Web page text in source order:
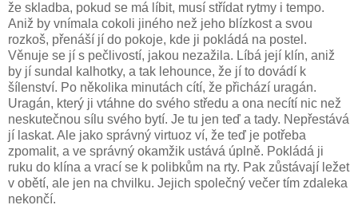
že skladba, pokud se má líbit, musí střídat rytmy i tempo.
Aniž by vnímala cokoli jiného než jeho blízkost a svou
rozkoš, přenáší jí do pokoje, kde ji pokládá na postel.
Věnuje se jí s pečlivostí, jakou nezažila. Líbá její klín, aniž
by jí sundal kalhotky, a tak lehounce, že jí to dovádí k
šílenství. Po několika minutách cítí, že přichází uragán.
Uragán, který ji vtáhne do svého středu a ona necítí nic než
neskutečnou sílu svého bytí. Je tu jen teď a tady. Nepřestává
jí laskat. Ale jako správný virtuoz ví, že teď je potřeba
zpomalit, a ve správný okamžik ustává úplně. Pokládá ji
ruku do klína a vrací se k polibkům na rty. Pak zůstávají ležet
v obětí, ale jen na chvilku. Jejich společný večer tím zdaleka
nekončí.